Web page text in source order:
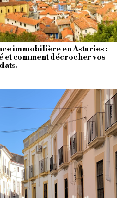
immobilière en Asturies :
et comment décrocher vos